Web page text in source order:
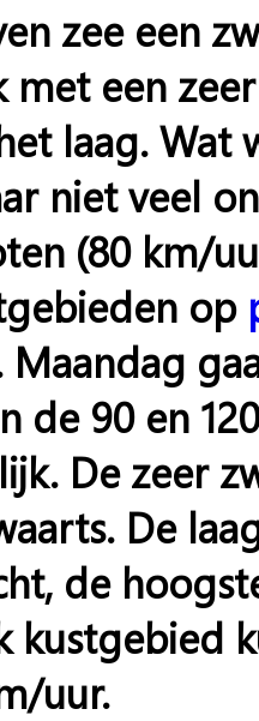
zee een
met een
laag.
niet veel
(80 km/
op
Maandag
de 90 en
De zeer
De
de
kustgebied
uur.